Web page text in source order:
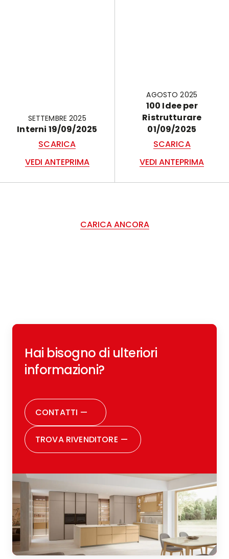
SETTEMBRE 2025
Interni 19/09/2025
SCARICA
VEDI ANTEPRIMA
AGOSTO 2025
100 Idee per
Ristrutturare
01/09/2025
SCARICA
VEDI ANTEPRIMA
CARICA ANCORA
Hai bisogno di ulteriori
informazioni?
CONTATTI —
TROVA RIVENDITORE —